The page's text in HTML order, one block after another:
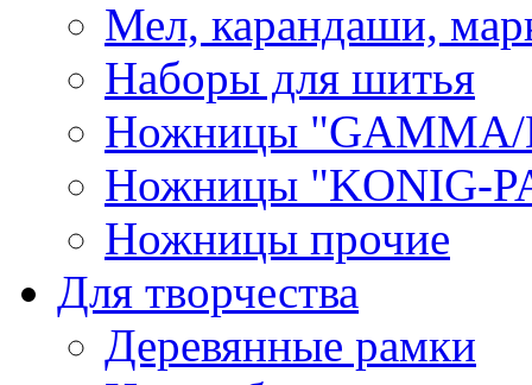
Мел, карандаши,
Наборы для шитья
Ножницы "GAMMA/
Ножницы "KONIG-
Ножницы прочие
Для творчества
Деревянные рамки